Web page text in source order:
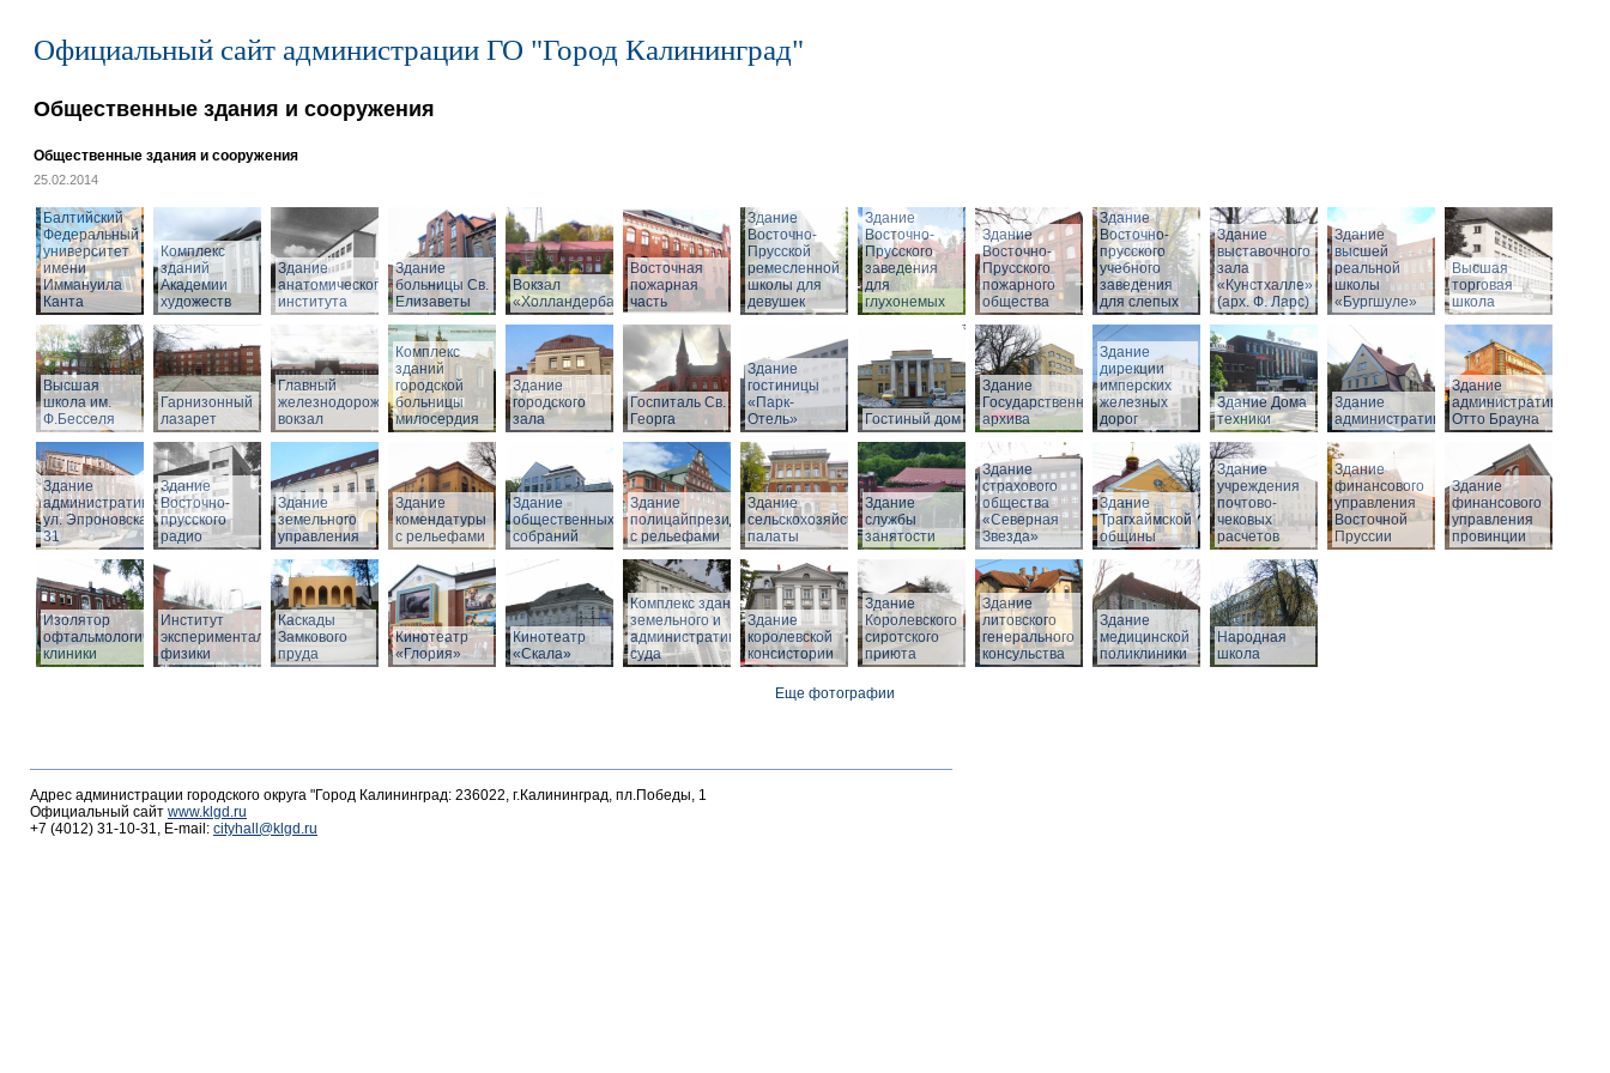
Официальный сайт администрации ГО "Город Калининград"
Общественные здания и сооружения
Общественные здания и сооружения
25.02.2014
Балтийский
Федеральный
университет
имени
Иммануила
Канта
Комплекс
зданий
Академии
художеств
Здание
анатомического
института
Здание
больницы Св.
Елизаветы
Вокзал
«Холландербаум»
Восточная
пожарная
часть
Здание
Восточно-
Прусской
ремесленной
школы для
девушек
Здание
Восточно-
Прусского
заведения
для
глухонемых
Здание
Восточно-
Прусского
пожарного
общества
Здание
Восточно-
прусского
учебного
заведения
для слепых
Здание
выставочного
зала
«Кунстхалле»
(арх. Ф. Ларс)
Здание
высшей
реальной
школы
«Бургшуле»
Высшая
торговая
школа
Высшая
школа им.
Ф.Бесселя
Гарнизонный
лазарет
Главный
железнодорожный
вокзал
Комплекс
зданий
городской
больницы
милосердия
Здание
городского
зала
Госпиталь Св.
Георга
Здание
гостиницы
«Парк-
Отель»
Гостиный дом
Здание
Государственного
архива
Здание
дирекции
имперских
железных
дорог
Здание Дома
техники
Здание
административное
Здание
административное
Отто Брауна
Здание
административное,
ул. Эпроновская,
31
Здание
Восточно-
прусского
радио
Здание
земельного
управления
Здание
комендатуры
с рельефами
Здание
общественных
собраний
Здание
полицайпрезидиума
с рельефами
Здание
сельскохозяйственной
палаты
Здание
службы
занятости
Здание
страхового
общества
«Северная
Звезда»
Здание
Трагхаймской
общины
Здание
учреждения
почтово-
чековых
расчетов
Здание
финансового
управления
Восточной
Пруссии
Здание
финансового
управления
провинции
Изолятор
офтальмологической
клиники
Институт
экспериментальной
физики
Каскады
Замкового
пруда
Кинотеатр
«Глория»
Кинотеатр
«Скала»
Комплекс зданий
земельного и
административного
суда
Здание
королевской
консистории
Здание
Королевского
сиротского
приюта
Здание
литовского
генерального
консульства
Здание
медицинской
поликлиники
Народная
школа
Еще фотографии
Адрес администрации городского округа "Город Калининград: 236022, г.Калининград, пл.Победы, 1
Официальный сайт www.klgd.ru
+7 (4012) 31-10-31, E-mail: cityhall@klgd.ru